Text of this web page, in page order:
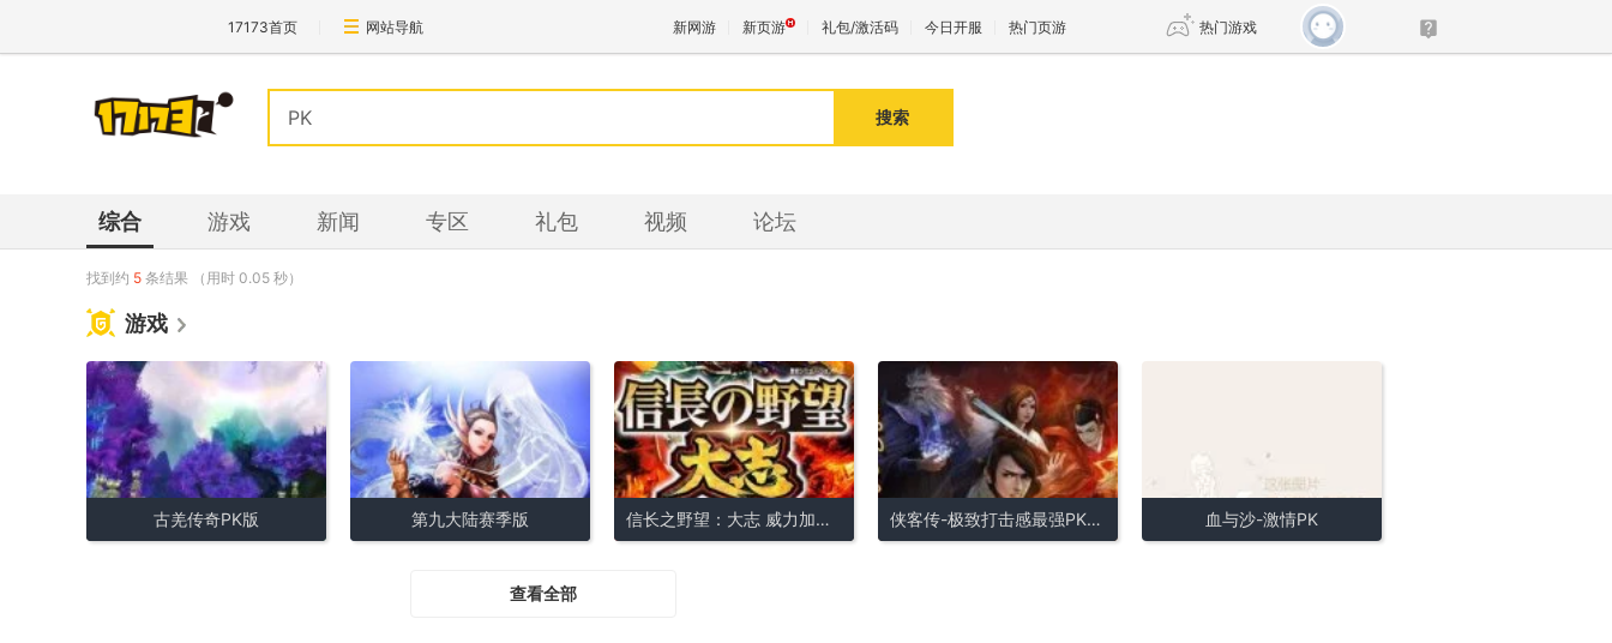
17173首页 网站导航 新网游 新页游 礼包/激活码 今日开服 热门页游 热门游戏
搜索
综合 游戏 新闻 专区 礼包 视频 论坛
找到约 5 条结果 （用时 0.05 秒）
游戏
古羌传奇PK版 第九大陆赛季版 信长之野望：大志 威力加强版 侠客传-极致打击感最强PK对决 血与沙-激情PK
查看全部